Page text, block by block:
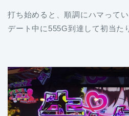
打ち始めると、順調にハマってい
デート中に555G到達して初当た